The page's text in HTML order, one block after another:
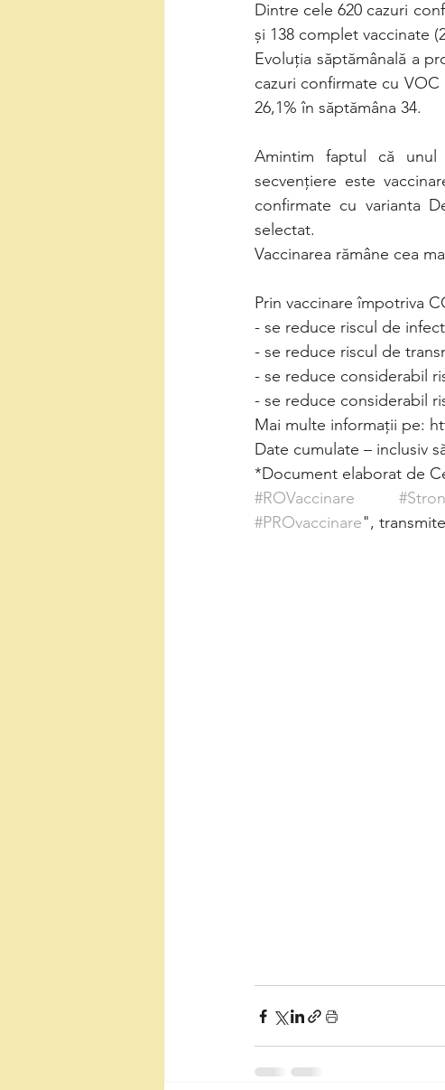
Dintre cele 620 cazuri
și 138 complet vaccinate
Evoluția săptămânală a
cazuri confirmate cu
26,1% în săptămâna 34.
Amintim faptul că
secvențiere este
confirmate cu varianta
selectat.
Vaccinarea rămâne cea
Prin vaccinare împotriva
- se reduce riscul de
- se reduce riscul de
- se reduce considerabil
- se reduce considerabil
Mai multe informații pe:
Date cumulate – inclusiv
*Document elaborat de
#ROVaccinare
#PROvaccinare",